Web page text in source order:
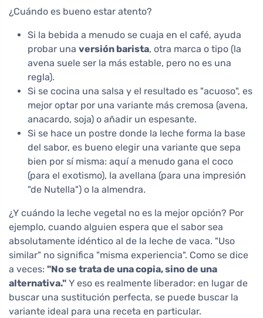
¿Cuándo es bueno estar atento?
Si la bebida a menudo se cuaja en el café, ayuda
probar una versión barista, otra marca o tipo (la
avena suele ser la más estable, pero no es una
regla).
Si se cocina una salsa y el resultado es "acuoso", es
mejor optar por una variante más cremosa (avena,
anacardo, soja) o añadir un espesante.
Si se hace un postre donde la leche forma la base
del sabor, es bueno elegir una variante que sepa
bien por sí misma: aquí a menudo gana el coco
(para el exotismo), la avellana (para una impresión
"de Nutella") o la almendra.
¿Y cuándo la leche vegetal no es la mejor opción? Por
ejemplo, cuando alguien espera que el sabor sea
absolutamente idéntico al de la leche de vaca. "Uso
similar" no significa "misma experiencia". Como se dice
a veces: "No se trata de una copia, sino de una
alternativa." Y eso es realmente liberador: en lugar de
buscar una sustitución perfecta, se puede buscar la
variante ideal para una receta en particular.